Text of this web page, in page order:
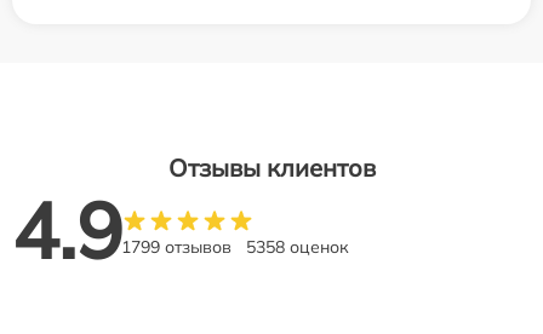
Отзывы клиентов
4.91799 отзывов 5358 оценок